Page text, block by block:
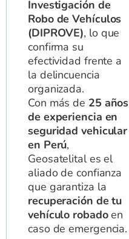
Investigación de
Robo de Vehículos
(DIPROVE), lo que
confirma su
efectividad frente a
la delincuencia
organizada.
Con más de 25 años
de experiencia en
seguridad vehicular
en Perú,
Geosatelital es el
aliado de confianza
que garantiza la
recuperación de tu
vehículo robadoen
caso de emergencia.